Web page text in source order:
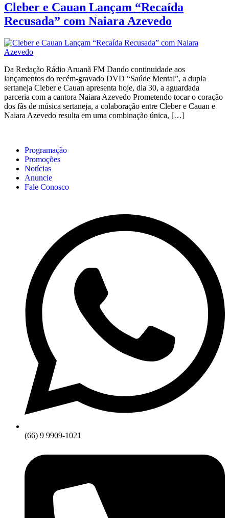
Cleber e Cauan Lançam “Recaída
Recusada” com Naiara Azevedo
Da Redação Rádio Aruanã FM Dando continuidade aos
lançamentos do recém-gravado DVD “Saúde Mental”, a dupla
sertaneja Cleber e Cauan apresenta hoje, dia 30, a aguardada
parceria com a cantora Naiara Azevedo Prometendo tocar o coração
dos fãs de música sertaneja, a colaboração entre Cleber e Cauan e
Naiara Azevedo resulta em uma combinação única, […]
Programação
Promoções
Notícias
Anuncie
Fale Conosco
(66) 9 9909-1021